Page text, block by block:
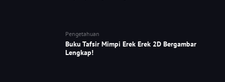
Pengetahuan
Buku Tafsir Mimpi Erek Erek 2D Bergambar
Lengkap!